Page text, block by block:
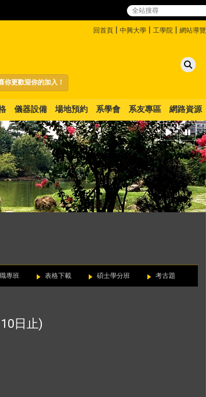
回首頁 | 中興大學 | 工學院 | 網站導覽
你更歡迎你的加入！
儀器設備 場地預約 系學會 系友專區 網路資源
專班 表格下載 碩士學分班 考古題
日止)